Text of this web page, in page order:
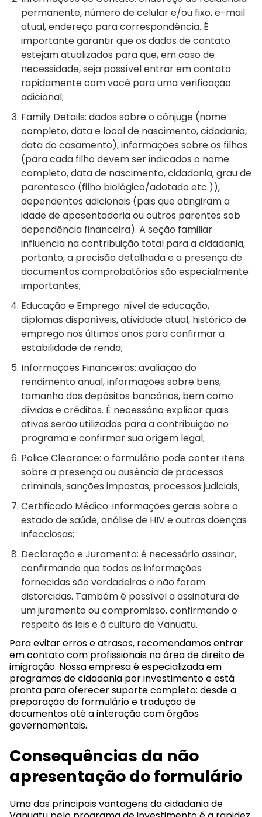
permanente, número de celular e/ou fixo, e-mail
atual, endereço para correspondência. É
importante garantir que os dados de contato
estejam atualizados para que, em caso de
necessidade, seja possível entrar em contato
rapidamente com você para uma verificação
adicional;
Family Details: dados sobre o cônjuge (nome
completo, data e local de nascimento, cidadania,
data do casamento), informações sobre os filhos
(para cada filho devem ser indicados o nome
completo, data de nascimento, cidadania, grau de
parentesco (filho biológico/adotado etc.)),
dependentes adicionais (pais que atingiram a
idade de aposentadoria ou outros parentes sob
dependência financeira). A seção familiar
influencia na contribuição total para a cidadania,
portanto, a precisão detalhada e a presença de
documentos comprobatórios são especialmente
importantes;
Educação e Emprego: nível de educação,
diplomas disponíveis, atividade atual, histórico de
emprego nos últimos anos para confirmar a
estabilidade de renda;
Informações Financeiras: avaliação do
rendimento anual, informações sobre bens,
tamanho dos depósitos bancários, bem como
dívidas e créditos. É necessário explicar quais
ativos serão utilizados para a contribuição no
programa e confirmar sua origem legal;
Police Clearance: o formulário pode conter itens
sobre a presença ou ausência de processos
criminais, sanções impostas, processos judiciais;
Certificado Médico: informações gerais sobre o
estado de saúde, análise de HIV e outras doenças
infecciosas;
Declaração e Juramento: é necessário assinar,
confirmando que todas as informações
fornecidas são verdadeiras e não foram
distorcidas. Também é possível a assinatura de
um juramento ou compromisso, confirmando o
respeito às leis e à cultura de Vanuatu.
Para evitar erros e atrasos, recomendamos entrar
em contato com profissionais na área de direito de
imigração. Nossa empresa é especializada em
programas de cidadania por investimento e está
pronta para oferecer suporte completo: desde a
preparação do formulário e tradução de
documentos até a interação com órgãos
governamentais.
Consequências da não
apresentação do formulário
Uma das principaisvantagens da cidadania de